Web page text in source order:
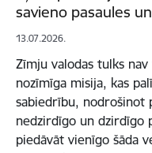
savieno pasaules
13.07.2026.
Zīmju valodas tulks
nozīmīga misija, kas
sabiedrību, nodrošinot
nedzirdīgo un dzirdīgo
piedāvāt vienīgo šāda